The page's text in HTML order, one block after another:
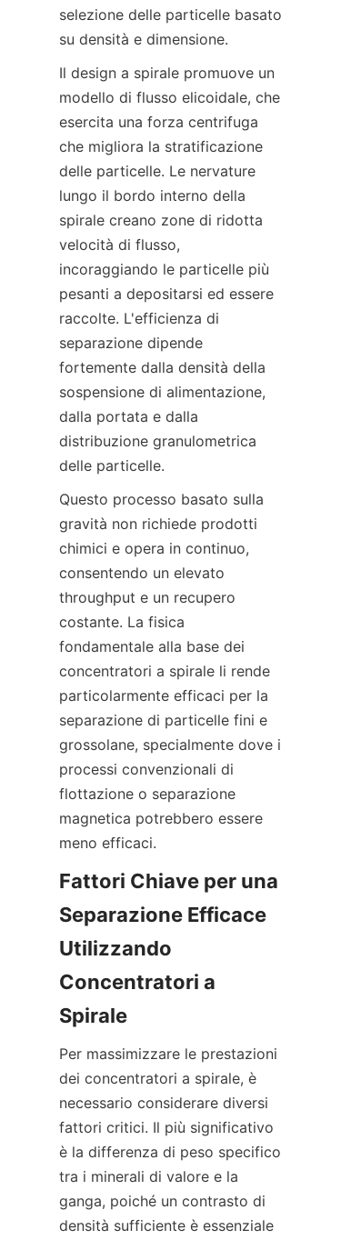
selezione delle particelle basato
Il design a spirale promuove un
modello di flusso elicoidale, che
esercita una forza centrifuga
che migliora la stratificazione
delle particelle. Le nervature
lungo il bordo interno della
spirale creano zone di ridotta
velocità di flusso,
incoraggiando le particelle più
pesanti a depositarsi ed essere
raccolte. L'efficienza di
separazione dipende
fortemente dalla densità della
sospensione di alimentazione,
dalla portata e dalla
distribuzione granulometrica
Questo processo basato sulla
gravità non richiede prodotti
chimici e opera in continuo,
consentendo un elevato
throughput e un recupero
costante. La fisica
fondamentale alla base dei
concentratori a spirale li rende
particolarmente efficaci per la
separazione di particelle fini e
grossolane, specialmente dove i
processi convenzionali di
flottazione o separazione
magnetica potrebbero essere
Fattori Chiave per una
Separazione Efficace
Utilizzando
Concentratori a
Per massimizzare le prestazioni
dei concentratori a spirale, è
necessario considerare diversi
fattori critici. Il più significativo
è la differenza di peso specifico
tra i minerali di valore e la
ganga, poiché un contrasto di
densità sufficiente è essenziale